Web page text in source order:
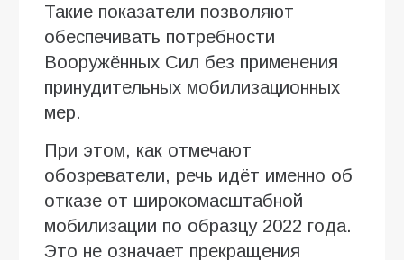
Такие показатели позволяют
обеспечивать потребности
Вооружённых Сил без применения
принудительных мобилизационных
мер.
При этом, как отмечают
обозреватели, речь идёт именно об
отказе от широкомасштабной
мобилизации по образцу 2022 года.
Это не означает прекращения